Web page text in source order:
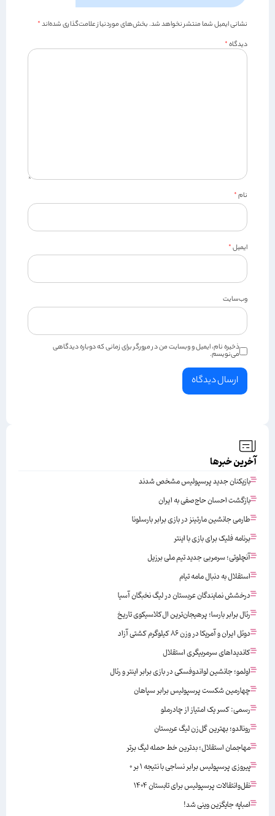
نشانی ایمیل شما منتشر نخواهد شد.بخش‌های موردنیاز علامت‌گذاری شده‌اند*
دیدگاه*
نام*
ایمیل*
وب‌سایت
ذخیره نام، ایمیل و وبسایت من در مرورگر برای زمانی که دوباره دیدگاهی
می‌نویسم.
آخرین خبرها
بازیکنان جدید پرسپولیس مشخص شدند
بازگشت احسان حاج‌صفی به ایران
طارمی جانشین مارتینز در بازی برابر بارسلونا
برنامه فلیک برای بازی با اینتر
آنچلوتی؛ سرمربی جدید تیم ملی برزیل
استقلال به دنبال مامه تیام
درخشش نمایندگان عربستان در لیگ نخبگان آسیا
رئال برابر بارسا؛ پرهیجان‌‌ترین ال‌کلاسیکوی تاریخ
دوئل ایران و آمریکا در وزن ۸۶ کیلوگرم کشتی آزاد
کاندیداهای سرمربیگری استقلال
اولمو؛ جانشین لواندوفسکی در بازی برابر اینتر و رئال
چهارمین شکست پرسپولیس برابر سپاهان
رسمی: کسر یک امتیاز از چادرملو
رونالدو؛ بهترین گل‌زن لیگ عربستان
مهاجمان استقلال؛ بدترین خط حمله لیگ برتر
پیروزی پرسپولیس برابر نساجی با نتیجه ۱ بر ۰
نقل‌وانتقالات پرسپولیس برای تابستان ۱۴۰۴
امباپه جایگزین وینی شد!